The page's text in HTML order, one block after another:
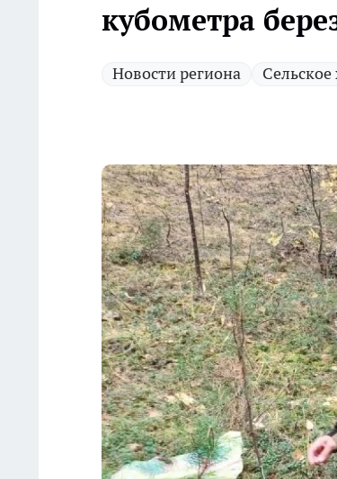
кубометра
Новости региона Сельское